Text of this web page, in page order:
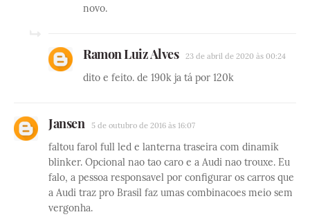
novo.
Ramon Luiz Alves 23 de abril de 2020 às 00:24
dito e feito. de 190k ja tá por 120k
Jansen 5 de outubro de 2016 às 16:07
faltou farol full led e lanterna traseira com dinamik
blinker. Opcional nao tao caro e a Audi nao trouxe. Eu
falo, a pessoa responsavel por configurar os carros que
a Audi traz pro Brasil faz umas combinacoes meio sem
vergonha.